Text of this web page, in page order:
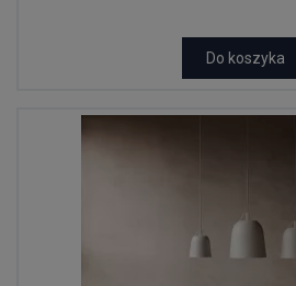
Do koszyka